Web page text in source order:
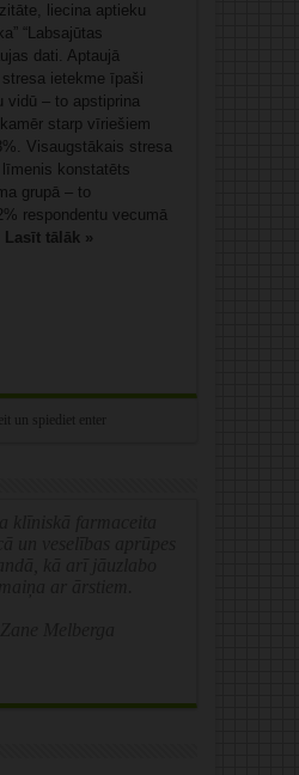
liecina aptieku
“Labsajūtas
dati. Aptaujā
ietekme īpaši
vidū – to apstiprina
starp vīriešiem
Visaugstākais stresa
konstatēts
grupā – to
respondentu vecumā
Lasīt tālāk »